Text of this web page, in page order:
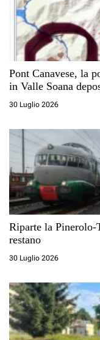
Pont Canavese, la
in Valle Soana
30 Luglio 2026
Riparte la
restano
30 Luglio 2026